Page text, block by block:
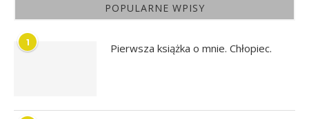
POPULARNE WPISY
1 Pierwsza książka o mnie. Chłopiec.